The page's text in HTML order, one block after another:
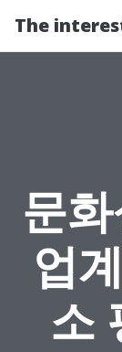
The
문
업
소